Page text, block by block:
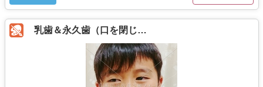
乳歯＆永久歯（口を閉じ…